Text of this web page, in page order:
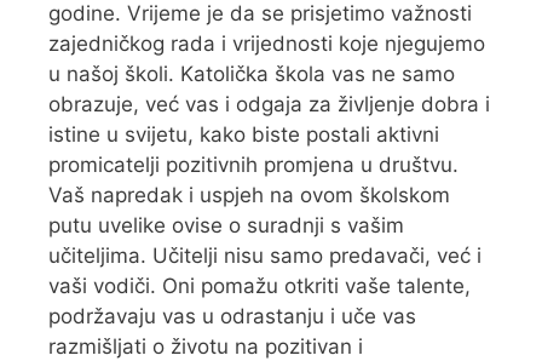
godine. Vrijeme je da se prisjetimo važnosti
zajedničkog rada i vrijednosti koje njegujemo
u našoj školi. Katolička škola vas ne samo
obrazuje, već vas i odgaja za življenje dobra i
istine u svijetu, kako biste postali aktivni
promicatelji pozitivnih promjena u društvu.
Vaš napredak i uspjeh na ovom školskom
putu uvelike ovise o suradnji s vašim
učiteljima. Učitelji nisu samo predavači, već i
vaši vodiči. Oni pomažu otkriti vaše talente,
podržavaju vas u odrastanju i uče vas
razmišljati o životu na pozitivan i